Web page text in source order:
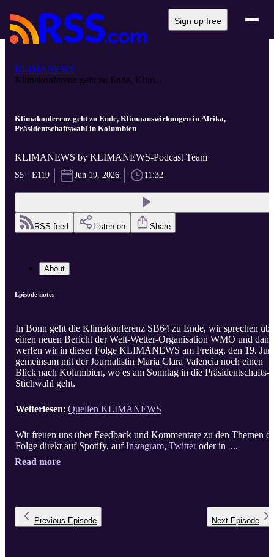
Sign up free
KLIMANEWS
Klimakonferenz geht zu Ende, Klim...
Klimakonferenz geht zu Ende, Klimaauswirkungen in Afrika,
Präsidentschaftswahl in Kolumbien
KLIMANEWS by KLIMANEWS-Podcast Team
S5 · E119 Jun 19, 2026 11:32
RSS feed Listen on Share
About
Episode notes
In Bonn geht die Klimakonferenz SB64 zu Ende, wir sprechen
einen neuen Bericht der Welt-Wetter-Organisation WMO und dann
werfen wir in dieser Folge KLIMANEWS am Freitag, den 19.
gemeinsam mit der Journalistin Maria Clara Valencia noch einen
Blick nach Kolumbien, wo es am Sonntag in die Präsidentschafts-
Stichwahl geht.
Weiterlesen: Quellen KLIMANEWS
Wir freuen uns über Feedback und Kommentare zu den Themen
Folge direkt auf Spotify, aufInstagram, Twitteroder in ...
Read more
Previous Episode Next Episode